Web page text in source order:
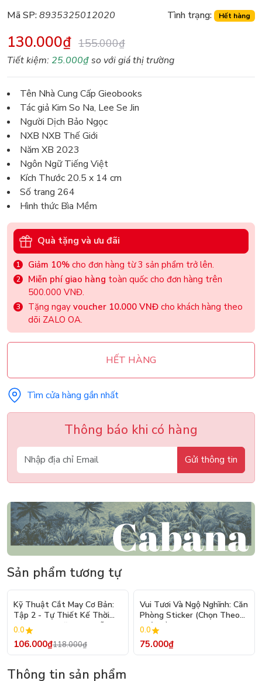
Mã SP:8935325012020 Tình trạng: Hết hàng
130.000₫ 155.000₫
Tiết kiệm: 25.000₫so với giá thị trường
Tên Nhà Cung Cấp Gieobooks
Tác giả Kim So Na, Lee Se Jin
Người Dịch Bảo Ngọc
NXB NXB Thế Giới
Năm XB 2023
Ngôn Ngữ Tiếng Việt
Kích Thước 20.5 x 14 cm
Số trang 264
Hình thức Bìa Mềm
Quà tặng và ưu đãi
Giảm 10% cho đơn hàng từ 3 sản phẩm trở lên.
Miễn phí giao hàng toàn quốc cho đơn hàng trên
500.000 VNĐ.
Tặng ngay voucher 10.000 VNĐ cho khách hàng theo
dõi ZALO OA.
HẾT HÀNG
Tìm cửa hàng gần nhất
Thông báo khi có hàng
Gửi thông tin
Sản phẩm tương tự
- 10%
Kỹ Thuật Cắt May Cơ Bản:
Tập 2 - Tự Thiết Kế Thời
Trang Nam Nữ - Tạo Mẫu
Rập - Kỹ Thuật Nhảy Size
0.0
106.000₫118.000₫
Vui Tươi Và Ngộ Nghĩnh: Căn
Phòng Sticker (Chọn Theo
Chủ Đề) - Hơn 250 Sticker
0.0
75.000₫
Thông tin sản phẩm